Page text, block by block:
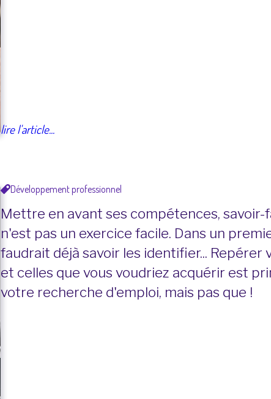
lire l'article...
Développement professionnel
Mettre en avant ses compétences,
n'est pas un exercice facile. Dans un
faudrait déjà savoir les identifier... Repérer
et celles que vous voudriez acquérir est
votre recherche d'emploi, mais pas que !